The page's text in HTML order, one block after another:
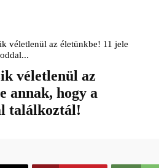
véletlenül az életünkbe! 11 jele
véletlenül az
annak, hogy a
találkoztál!